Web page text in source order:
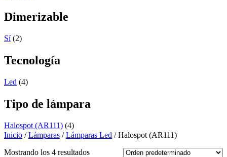
Dimerizable
Sí (2)
Tecnología
Led (4)
Tipo de lámpara
Halospot (AR111) (4)
Inicio /Lámparas /Lámparas Led / Halospot (AR111)
Mostrando los 4 resultados